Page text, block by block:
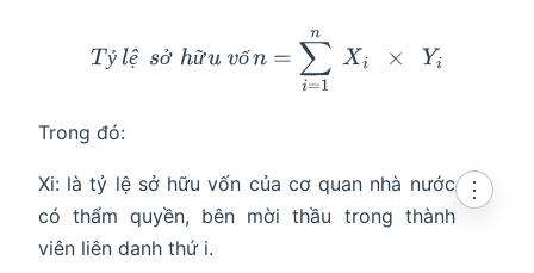
ỷ ệ ở ữ ố
=1n
Trong đó:
Xi: là tỷ lệ sở hữu vốn của cơ quan nhà nước
có thẩm quyền, bên mời thầu trong thành
viên liên danh thứ i.
⋮